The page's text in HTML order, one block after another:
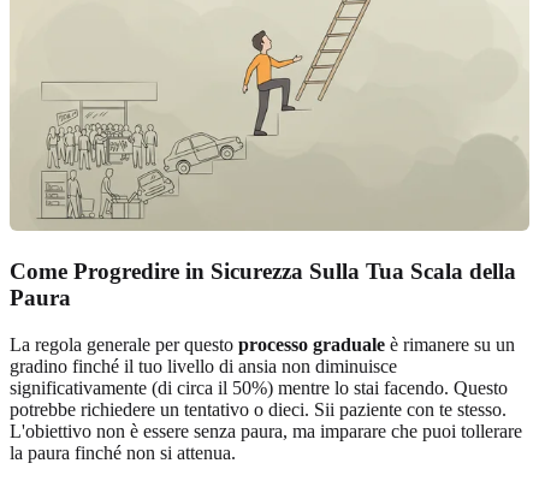
Come Progredire in Sicurezza Sulla Tua Scala della
Paura
La regola generale per questo processo graduale è rimanere su un
gradino finché il tuo livello di ansia non diminuisce
significativamente (di circa il 50%) mentre lo stai facendo. Questo
potrebbe richiedere un tentativo o dieci. Sii paziente con te stesso.
L'obiettivo non è essere senza paura, ma imparare che puoi tollerare
la paura finché non si attenua.